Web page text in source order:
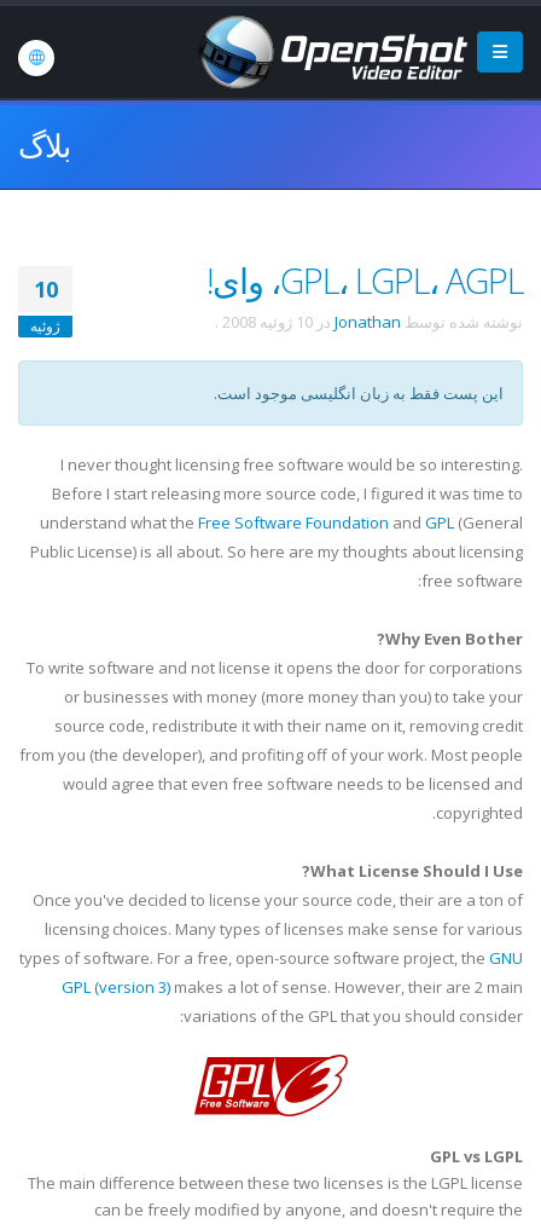
بلاگ
10
ژوئیه
GPL، LGPL، AGPL، وای!
نوشته شده توسط Jonathan در 10 ژوئیه 2008 .
این پست فقط به زبان انگلیسی موجود است.
I never thought licensing free software would be so interesting.
Before I start releasing more source code, I figured it was time to
understand what the Free Software Foundation and GPL (General
Public License) is all about. So here are my thoughts about licensing
free software:
Why Even Bother?
To write software and not license it opens the door for corporations
or businesses with money (more money than you) to take your
source code, redistribute it with their name on it, removing credit
from you (the developer), and profiting off of your work. Most people
would agree that even free software needs to be licensed and
copyrighted.
What License Should I Use?
Once you've decided to license your source code, their are a ton of
licensing choices. Many types of licenses make sense for various
types of software. For a free, open-source software project, the GNU
GPL(version 3) makes a lot of sense. However, their are 2 main
variations of the GPLthat you should consider:
GPLvs LGPL
The main difference between these two licenses is the LGPL license
can be freely modified by anyone, and doesn't require the